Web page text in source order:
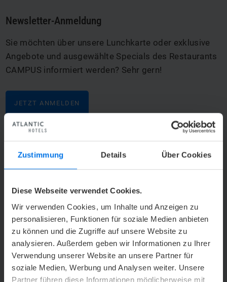
Zustimmung Details Über Cookies
Diese Webseite verwendet Cookies.
Wir verwenden Cookies, um Inhalte und Anzeigen zu
personalisieren, Funktionen für soziale Medien anbieten
zu können und die Zugriffe auf unsere Website zu
analysieren. Außerdem geben wir Informationen zu Ihrer
Verwendung unserer Website an unsere Partner für
soziale Medien, Werbung und Analysen weiter. Unsere
Partner führen diese Informationen möglicherweise mit
Newsletter-Anmeldung
Sie möchten über unsere Lunchkarte oder exklusive
Angebote und ausgewählte Specials des Restaurants
CAMPUS informiert werden? Sehr gern!
JETZT ANMELDEN
q
zurück